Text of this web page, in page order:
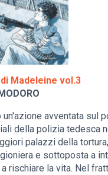
Madeleine vol.3
un'azione avventata sul
della polizia tedesca
palazzi della
e sottoposta a
rischiare la vita. Nel